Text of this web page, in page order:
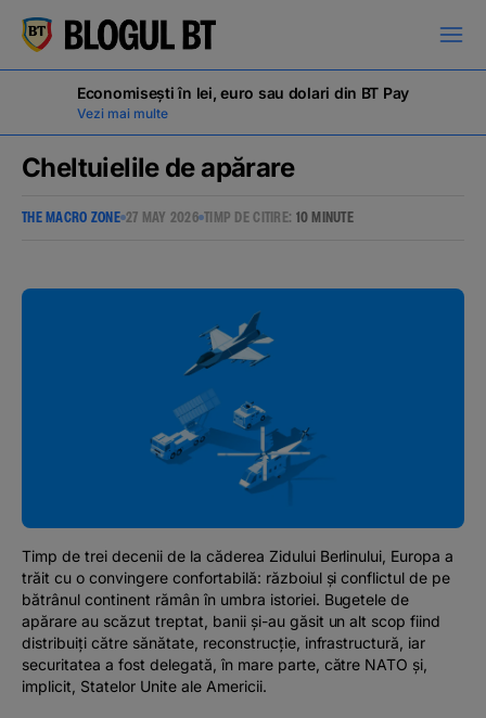
кириллица
The MacRO Zone
Pentru antreprenori
Banking, pe relaxare
Economisești în lei, euro sau dolari din BT Pay
Vezi mai multe
Cheltuielile de apărare
THE MACRO ZONE 27 MAY 2026 TIMP DE CITIRE: 10 MINUTE
Timp de trei decenii de la căderea Zidului Berlinului, Europa a
trăit cu o convingere confortabilă: războiul și conflictul de pe
bătrânul continent rămân în umbra istoriei. Bugetele de
apărare au scăzut treptat, banii și-au găsit un alt scop fiind
distribuiți către sănătate, reconstrucție, infrastructură, iar
securitatea a fost delegată, în mare parte, către NATO și,
implicit, Statelor Unite ale Americii.